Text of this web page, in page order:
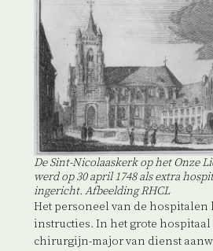
De Sint-Nicolaaskerk op het Onze
werd op 30 april 1748 als extra
ingericht. Afbeelding RHCL
Het personeel van de
instructies. In het grote
chirurgijn-major van dienst